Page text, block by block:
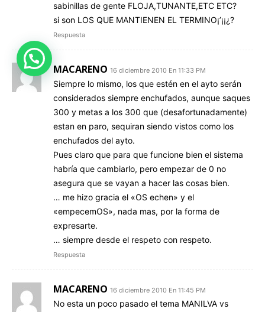
sabinillas de gente FLOJA,TUNANTE,ETC ETC?
si son LOS QUE MANTIENEN EL TERMINO¡’¡¡¿?
Respuesta
MACARENO 16 diciembre 2010 En 11:33 PM
Siempre lo mismo, los que estén en el ayto serán
considerados siempre enchufados, aunque saques
300 y metas a los 300 que (desafortunadamente)
estan en paro, sequiran siendo vistos como los
enchufados del ayto.
Pues claro que para que funcione bien el sistema
habría que cambiarlo, pero empezar de 0 no
asegura que se vayan a hacer las cosas bien.
… me hizo gracia el «OS echen» y el
«empecemOS», nada mas, por la forma de
expresarte.
… siempre desde el respeto con respeto.
Respuesta
MACARENO 16 diciembre 2010 En 11:45 PM
No esta un poco pasado el tema MANILVA vs